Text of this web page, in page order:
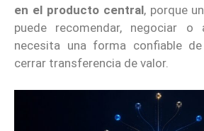
en el producto central, porque
puede recomendar, negociar o
necesita una forma confiable
cerrar transferencia de valor.